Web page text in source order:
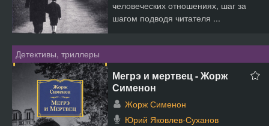
человеческих отношениях, шаг за
шагом подводя читателя ...
Детективы, триллеры
Мегрэ и мертвец - Жорж
Сименон
Жорж Сименон
Юрий Яковлев-Суханов